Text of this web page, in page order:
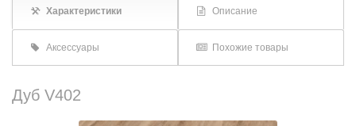
Характеристики Описание
Аксессуары Похожие товары
Дуб V402